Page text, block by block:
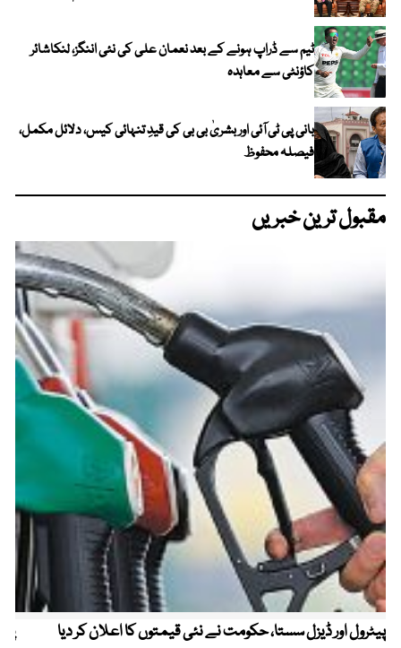
ٹیم سے ڈراپ ہونے کے بعد نعمان علی کی نئی اننگز، لنکاشائر
کاؤنٹی سے معاہدہ
بانی پی ٹی آئی اور بشریٰ بی بی کی قیدِ تنہائی کیس، دلائل مکمل،
فیصلہ محفوظ
مقبول ترین خبریں
پیٹرول اور ڈیزل سستا، حکومت نے نئی قیمتوں کا اعلان کر دیا